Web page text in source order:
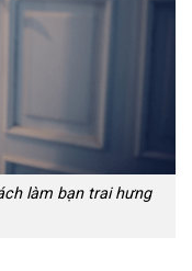
làm bạn trai hưng